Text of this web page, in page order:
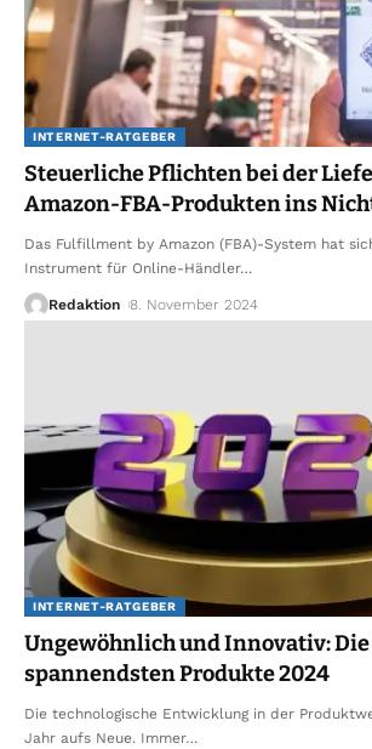
INTERNET-RATGEBER
Steuerliche Pflichten bei der
Amazon-FBA-Produkten ins
Das Fulfillment by Amazon (FBA)-System hat
Instrument für Online-Händler…
Redaktion 8. November 2024
INTERNET-RATGEBER
Ungewöhnlich und Innovativ: Die
spannendsten Produkte 2024
Die technologische Entwicklung in der
Jahr aufs Neue. Immer…